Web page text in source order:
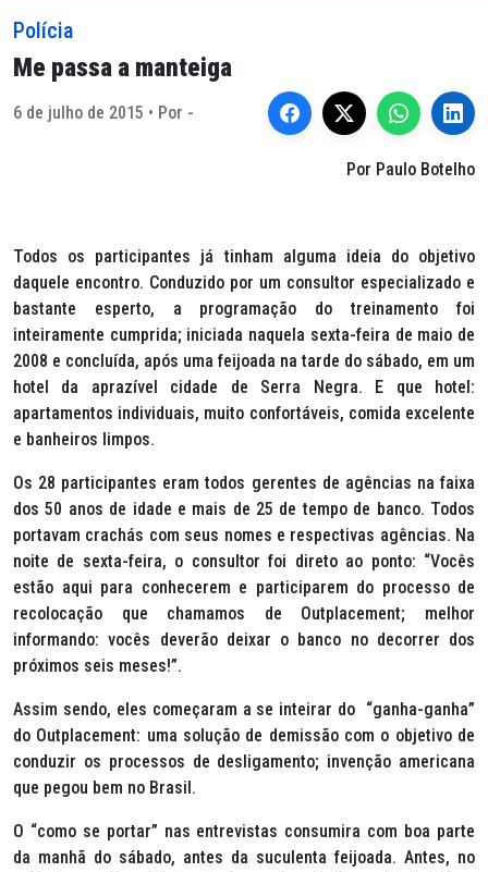
Polícia
Me passa a manteiga
6 de julho de 2015 • Por -
Por Paulo Botelho
Todos os participantes já tinham alguma ideia do objetivo
daquele encontro. Conduzido por um consultor especializado e
bastante esperto, a programação do treinamento foi
inteiramente cumprida; iniciada naquela sexta-feira de maio de
2008 e concluída, após uma feijoada na tarde do sábado, em um
hotel da aprazível cidade de Serra Negra. E que hotel:
apartamentos individuais, muito confortáveis, comida excelente
e banheiros limpos.
Os 28 participantes eram todos gerentes de agências na faixa
dos 50 anos de idade e mais de 25 de tempo de banco. Todos
portavam crachás com seus nomes e respectivas agências. Na
noite de sexta-feira, o consultor foi direto ao ponto: “Vocês
estão aqui para conhecerem e participarem do processo de
recolocação que chamamos de Outplacement; melhor
informando: vocês deverão deixar o banco no decorrer dos
próximos seis meses!”.
Assim sendo, eles começaram a se inteirar do “ganha-ganha”
do Outplacement: uma solução de demissão com o objetivo de
conduzir os processos de desligamento; invenção americana
que pegou bem no Brasil.
O “como se portar” nas entrevistas consumira com boa parte
da manhã do sábado, antes da suculenta feijoada. Antes, no